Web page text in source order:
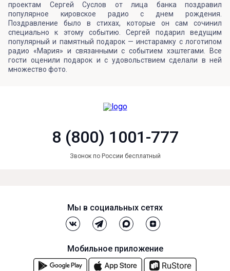
проектам Сергей Суслов от лица банка поздравил
популярное кировское радио с днем рождения.
Поздравление было в стихах, которые он сам сочинил
специально к этому событию. Сергей подарил ведущим
популярный и памятный подарок — инстарамку с логотипом
радио «Мария» и связанными с событием хэштегами. Все
гости оценили подарок и с удовольствием сделали в ней
множество фото.
8 (800) 1001-777
Звонок по России бесплатный
Мы в социальных сетях
Мобильное приложение